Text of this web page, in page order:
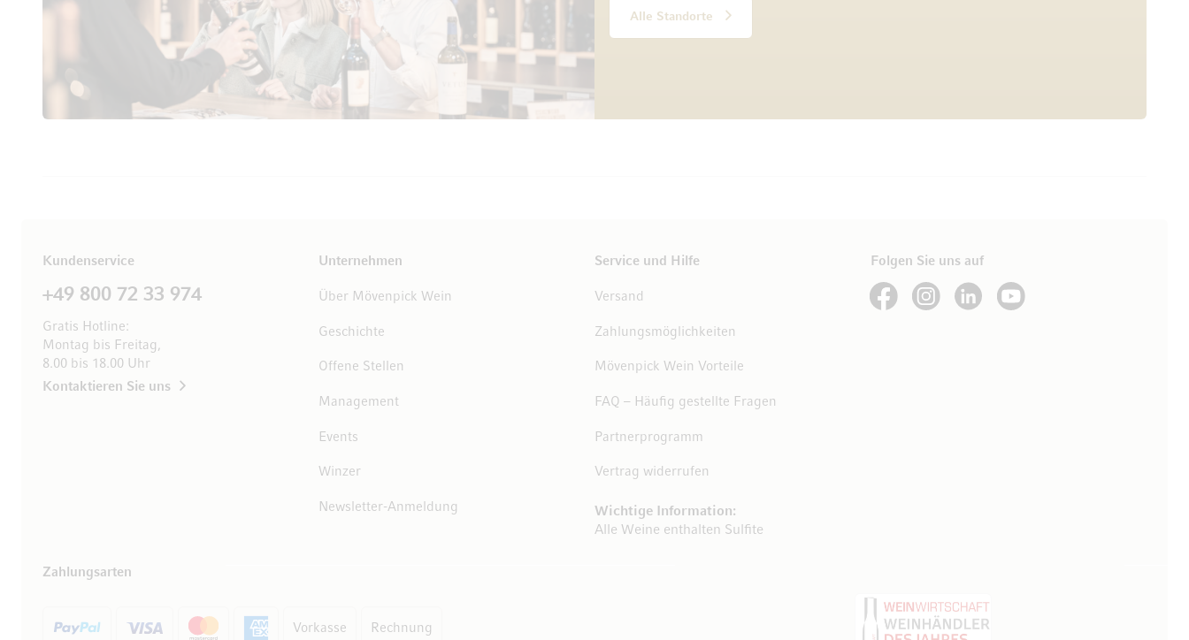
Alle Standorte
Kundenservice
+49 800 72 33 974
Gratis Hotline:
Montag bis Freitag,
8.00 bis 18.00 Uhr
Kontaktieren Sie uns
Unternehmen
Über Mövenpick Wein
Geschichte
Offene Stellen
Management
Events
Winzer
Newsletter-Anmeldung
Service und Hilfe
Versand
Zahlungsmöglichkeiten
Mövenpick Wein Vorteile
FAQ – Häufig gestellte Fragen
Partnerprogramm
Vertrag widerrufen
Wichtige Information:
Alle Weine enthalten Sulfite
Folgen Sie uns auf
See our FacebookSee our Instagram account
See our LinkedInSee our YouTube channel
Zahlungsarten
Vorkasse Rechnung